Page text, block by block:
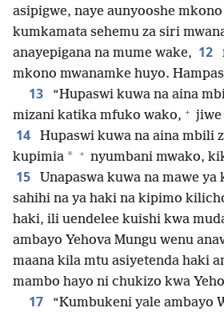
asipigwe, naye aunyooshe
kumkamata sehemu za siri
anayepigana na mume wake, 12
mkono mwanamke huyo.
13
“Hupaswi kuwa na aina
mizani katika mfuko wako, + jiwe
14
Hupaswi kuwa na aina mbili
kupimia * + nyumbani mwako,
15
Unapaswa kuwa na mawe
sahihi na ya haki na kipimo
haki, ili uendelee kuishi kwa
ambayo Yehova Mungu wenu
maana kila mtu asiyetenda haki
mambo hayo ni chukizo kwa
17
“Kumbukeni yale ambayo